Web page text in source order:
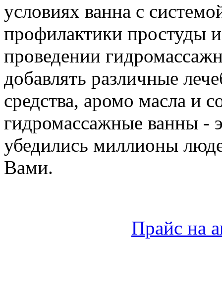
условиях ванна с
профилактики простуды
проведении
добавлять различные
средства, аромо масла и
гидромассажные ванны -
убедились миллионы
Вами.
Прайс на